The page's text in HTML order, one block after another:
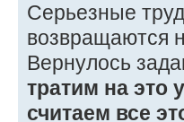
Серьезные
возвращаются
Вернулось
тратим на это
считаем все